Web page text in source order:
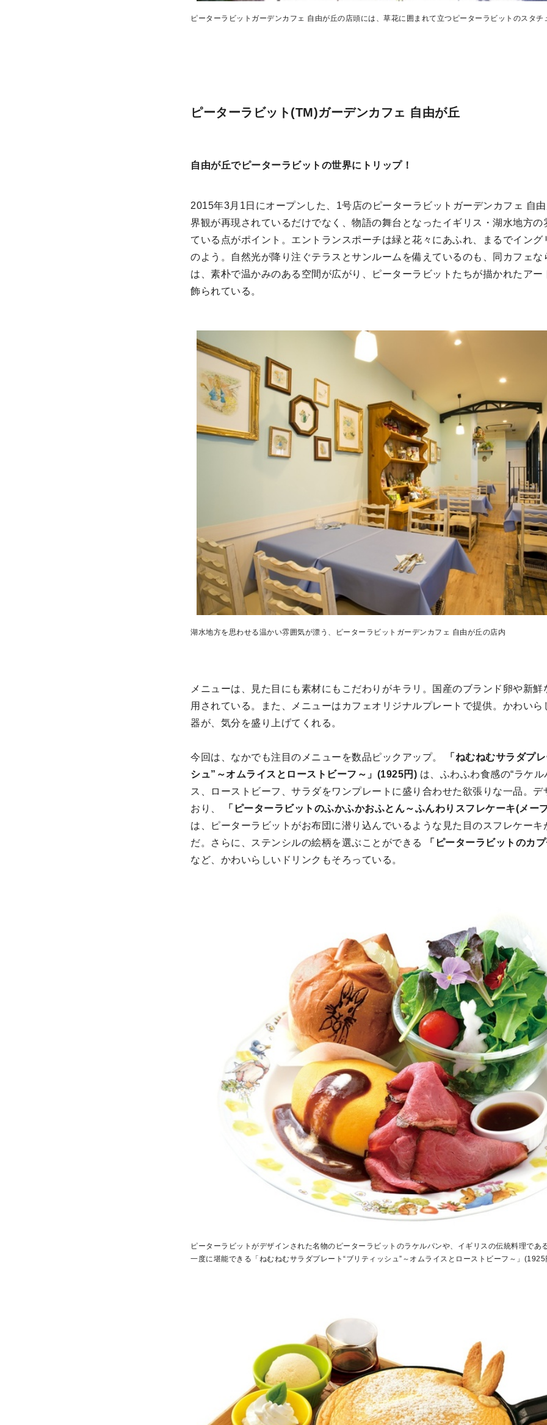
ピーターラビットガーデンカフェ 自由が丘の店頭には、草花に囲まれて立つピーターラビットのスタチ
ピーターラビット(TM)ガーデンカフェ 自由が丘
自由が丘でピーターラビットの世界にトリップ！
2015年3月1日にオープンした、1号店のピーターラビットガーデンカフェ 自
界観が再現されているだけでなく、物語の舞台となったイギリス・湖水地方の
ている点がポイント。エントランスポーチは緑と花々にあふれ、まるでイング
のよう。自然光が降り注ぐテラスとサンルームを備えているのも、同カフェな
は、素朴で温かみのある空間が広がり、ピーターラビットたちが描かれたアー
飾られている。
湖水地方を思わせる温かい雰囲気が漂う、ピーターラビットガーデンカフェ 自由が丘の店内
メニューは、見た目にも素材にもこだわりがキラリ。国産のブランド卵や新鮮
用されている。また、メニューはカフェオリジナルプレートで提供。かわいら
器が、気分を盛り上げてくれる。
今回は、なかでも注目のメニューを数品ピックアップ。
「ねむねむサラダプ
シュ”～オムライスとローストビーフ～」(1925円) は、ふわふわ食感の“ラケ
ス、ローストビーフ、サラダをワンプレートに盛り合わせた欲張りな一品。デ
おり、
「ピーターラビットのふかふかおふとん～ふんわりスフレケーキ(メー
は、ピーターラビットがお布団に潜り込んでいるような見た目のスフレケーキ
だ。さらに、ステンシルの絵柄を選ぶことができる
「ピーターラビットのカ
など、かわいらしいドリンクもそろっている。
ピーターラビットがデザインされた名物のピーターラビットのラケルパンや、イギリスの伝統料理であ
一度に堪能できる「ねむねむサラダプレート“ブリティッシュ”～オムライスとローストビーフ～」(1925